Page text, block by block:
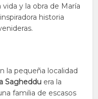
y la obra de María
historia
la pequeña localidad
Sagheddu era la
familia de escasos